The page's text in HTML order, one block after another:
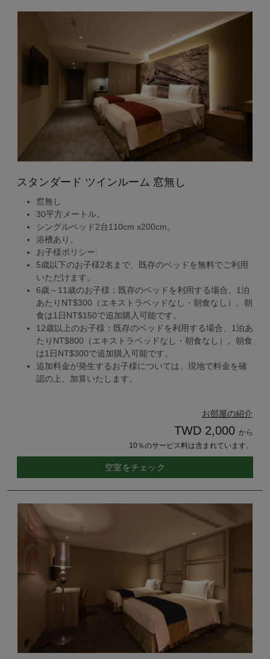
スタンダード ツインルーム 窓無し
窓無し
30平方メートル。
シングルベッド2台110cm x200cm。
浴槽あり。
お子様ポリシー:
5歳以下のお子様2名まで、既存のベッドを無料でご利用
いただけます。
6歳～11歳のお子様：既存のベッドを利用する場合、1泊
あたりNT$300（エキストラベッドなし・朝食なし）。朝
食は1日NT$150で追加購入可能です。
12歳以上のお子様：既存のベッドを利用する場合、1泊あ
たりNT$800（エキストラベッドなし・朝食なし）。朝食
は1日NT$300で追加購入可能です。
追加料金が発生するお子様については、現地で料金を確
認の上、加算いたします。
お部屋の紹介
TWD 2,000 から
10％のサービス料は含まれています。
空室をチェック